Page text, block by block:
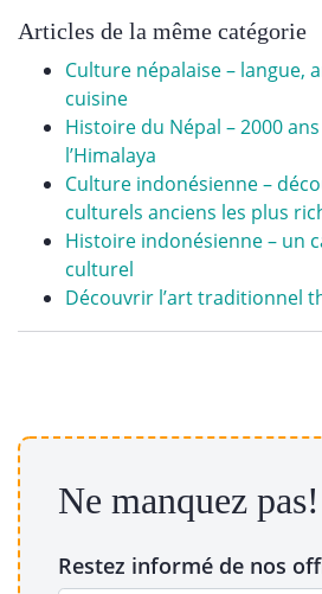
Articles de la même catégorie
Culture népalaise – langue,
cuisine
Histoire du Népal – 2000
l’Himalaya
Culture indonésienne –
culturels anciens les plus
Histoire indonésienne – un
culturel
Découvrir l’art traditionnel
Ne manquez pas!
Restez informé de nos